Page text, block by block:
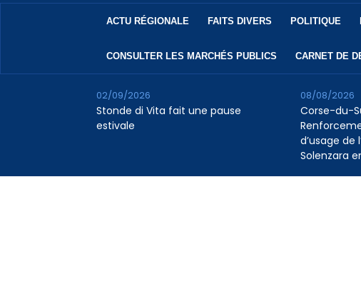
ACTU RÉGIONALE FAITS DIVERS POLITIQUE
CONSULTER LES MARCHÉS PUBLICS CARNET DE
Stonde di Vita fait une pause
estivale
02/09/2026
Corse-du-
d’usage de
Solenzara
08/08/2026